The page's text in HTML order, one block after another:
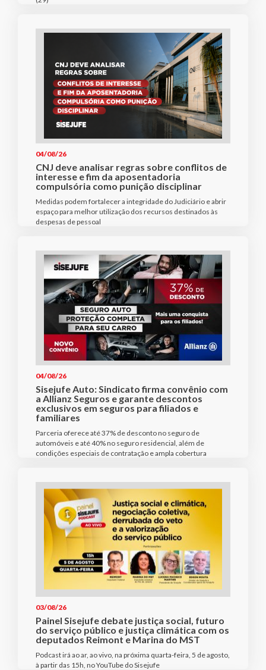
04/08/26
CNJ deve analisar regras sobre conflitos de
interesse e fim da aposentadoria
compulsória como punição disciplinar
Medidas podem fortalecer a integridade do Judiciário e abrir
espaço para melhor utilização dos recursos destinados às
despesas de pessoal
04/08/26
Sisejufe Auto: Sindicato firma convênio com
a Allianz Seguros e garante descontos
exclusivos em seguros para filiados e
familiares
Parceria oferece até 37% de desconto no seguro de
automóveis e até 40% no seguro residencial, além de
condições especiais de contratação e ampla cobertura
03/08/26
Painel Sisejufe debate justiça social, futuro
do serviço público e justiça climática com os
deputados Reimont e Marina do MST
Podcast irá ao ar, ao vivo, na próxima quarta-feira, 5 de agosto,
à partir das 15h, no YouTube do Sisejufe